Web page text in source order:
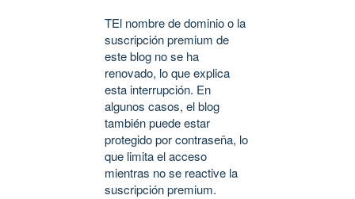
TEl nombre de dominio o la
suscripción premium de
este blog no se ha
renovado, lo que explica
esta interrupción. En
algunos casos, el blog
también puede estar
protegido por contraseña, lo
que limita el acceso
mientras no se reactive la
suscripción premium.